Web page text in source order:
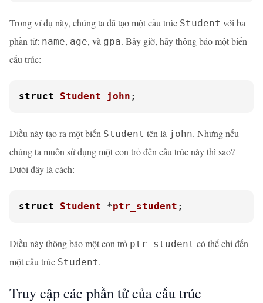
Trong ví dụ này, chúng ta đã tạo một cấu trúc Student với ba
phần tử: name, age, và gpa. Bây giờ, hãy thông báo một biến
cấu trúc:
struct Student john ;
Điều này tạo ra một biến Student tên là john. Nhưng nếu
chúng ta muốn sử dụng một con trỏ đến cấu trúc này thì sao?
Dưới đây là cách:
struct Student *ptr_student ;
Điều này thông báo một con trỏ ptr_student có thể chỉ đến
một cấu trúc Student.
Truy cập các phần tử của cấu trúc